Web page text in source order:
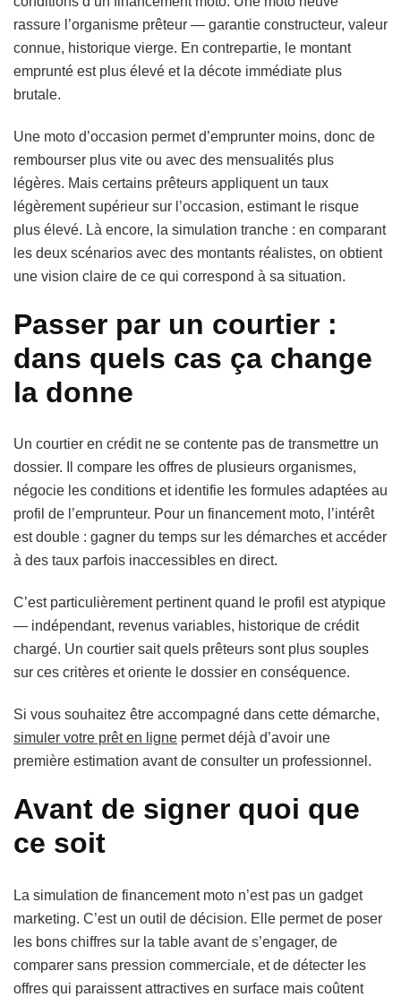
rassure l’organisme prêteur — garantie constructeur, valeur
connue, historique vierge. En contrepartie, le montant
emprunté est plus élevé et la décote immédiate plus
brutale.
Une moto d’occasion permet d’emprunter moins, donc de
rembourser plus vite ou avec des mensualités plus
légères. Mais certains prêteurs appliquent un taux
légèrement supérieur sur l’occasion, estimant le risque
plus élevé. Là encore, la simulation tranche : en comparant
les deux scénarios avec des montants réalistes, on obtient
une vision claire de ce qui correspond à sa situation.
Passer par un courtier :
dans quels cas ça change
la donne
Un courtier en crédit ne se contente pas de transmettre un
dossier. Il compare les offres de plusieurs organismes,
négocie les conditions et identifie les formules adaptées au
profil de l’emprunteur. Pour un financement moto, l’intérêt
est double : gagner du temps sur les démarches et accéder
à des taux parfois inaccessibles en direct.
C’est particulièrement pertinent quand le profil est atypique
— indépendant, revenus variables, historique de crédit
chargé. Un courtier sait quels prêteurs sont plus souples
sur ces critères et oriente le dossier en conséquence.
Si vous souhaitez être accompagné dans cette démarche,
simuler votre prêt en ligne permet déjà d’avoir une
première estimation avant de consulter un professionnel.
Avant de signer quoi que
ce soit
La simulation de financement moto n’est pas un gadget
marketing. C’est un outil de décision. Elle permet de poser
les bons chiffres sur la table avant de s’engager, de
comparer sans pression commerciale, et de détecter les
offres qui paraissent attractives en surface mais coûtent